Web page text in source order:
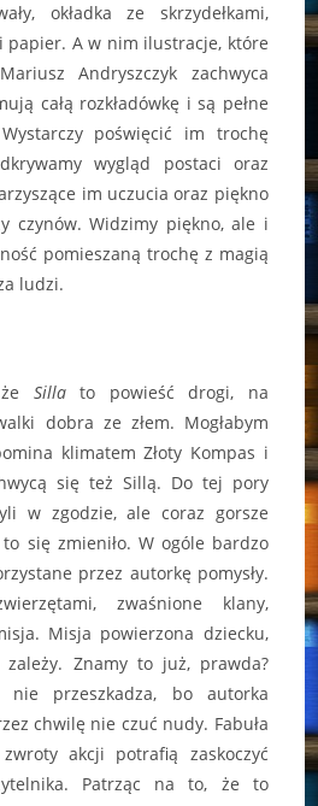
okładka ze skrzydełkami,
papier. A w nim ilustracje, które
Andryszczyk zachwyca
całą rozkładówkę i są pełne
poświęcić im trochę
wygląd postaci oraz
im uczucia oraz piękno
czynów. Widzimy piękno, ale i
pomieszaną trochę z magią
ludzi.
Sillato powieść drogi, na
dobra ze złem. Mogłabym
klimatem Złoty Kompas i
się też Sillą. Do tej pory
w zgodzie, ale coraz gorsze
się zmieniło. W ogóle bardzo
przez autorkę pomysły.
zwaśnione klany,
Misja powierzona dziecku,
zależy. Znamy to już, prawda?
przeszkadza, bo autorka
chwilę nie czuć nudy. Fabuła
akcji potrafią zaskoczyć
Patrząc na to, że to